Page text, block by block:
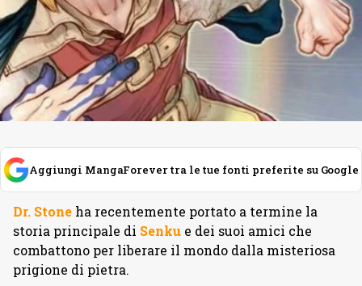
Aggiungi MangaForever tra le tue fonti preferite su Google
Dr. Stone ha recentemente portato a termine la
storia principale di Senku e dei suoi amici che
combattono per liberare il mondo dalla misteriosa
prigione di pietra.